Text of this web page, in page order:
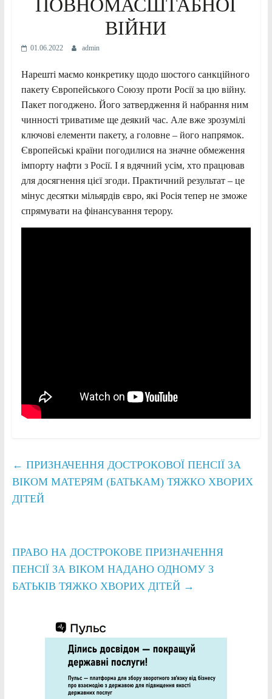
ПОВНОМАСШТАБНОЇ
ВІЙНИ
01.06.2022 admin
Нарешті маємо конкретику щодо шостого санкційного
пакету Європейського Союзу проти Росії за цю війну.
Пакет погоджено. Його затвердження й набрання ним
чинності триватиме ще деякий час. Але вже зрозумілі
ключові елементи пакету, а головне – його напрямок.
Європейські країни погодилися на значне обмеження
імпорту нафти з Росії. І я вдячний усім, хто працював
для досягнення цієї згоди. Практичний результат – це
мінус десятки мільярдів євро, які Росія тепер не зможе
спрямувати на фінансування терору.
← ПРИЗНАЧЕННЯ ДОСТРОКОВОЇ ПЕНСІЇ ЗА
ВІКОМ МАТЕРЯМ (БАТЬКАМ) ТЯЖКО ХВОРИХ
ДІТЕЙ
ПРАВО НА ДОСТРОКОВЕ ПРИЗНАЧЕННЯ
ПЕНСІЇ ЗА ВІКОМ НАДАНО ОДНОМУ З
БАТЬКІВ ТЯЖКО ХВОРИХ ДІТЕЙ →